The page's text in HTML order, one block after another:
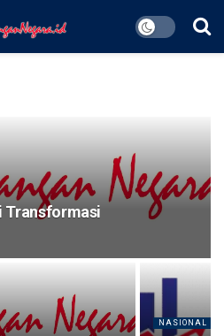
Transformasi
NASIONAL